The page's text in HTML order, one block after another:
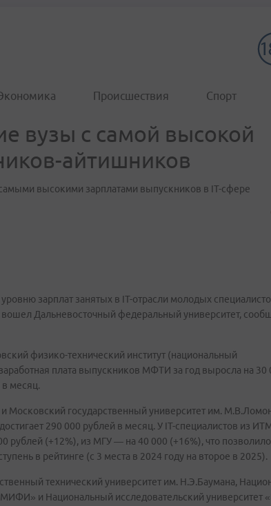
Происшествия Спорт
вузы с самой высокой
айтишников
высокими зарплатами выпускников в IT-сфере
зарплат занятых в IT-отрасли молодых
Дальневосточный федеральный университет,
физико-технический институт (национальный
плата выпускников МФТИ за год выросла на 30
в месяц.
Московский государственный университет им.
290 000 рублей в месяц. У IT-специалистов из
рублей (+12%), из МГУ — на 40 000 (+16%), что позволило
в рейтинге (с 3 места в 2024 году на второе в 2025).
технический университет им. Н.Э.Баумана,
и Национальный исследовательский университет